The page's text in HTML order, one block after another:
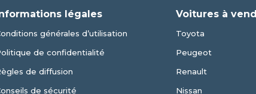
légales
générales d’utilisation
de confidentialité
de diffusion
de sécurité
Voitures à
Toyota
Peugeot
Renault
Nissan